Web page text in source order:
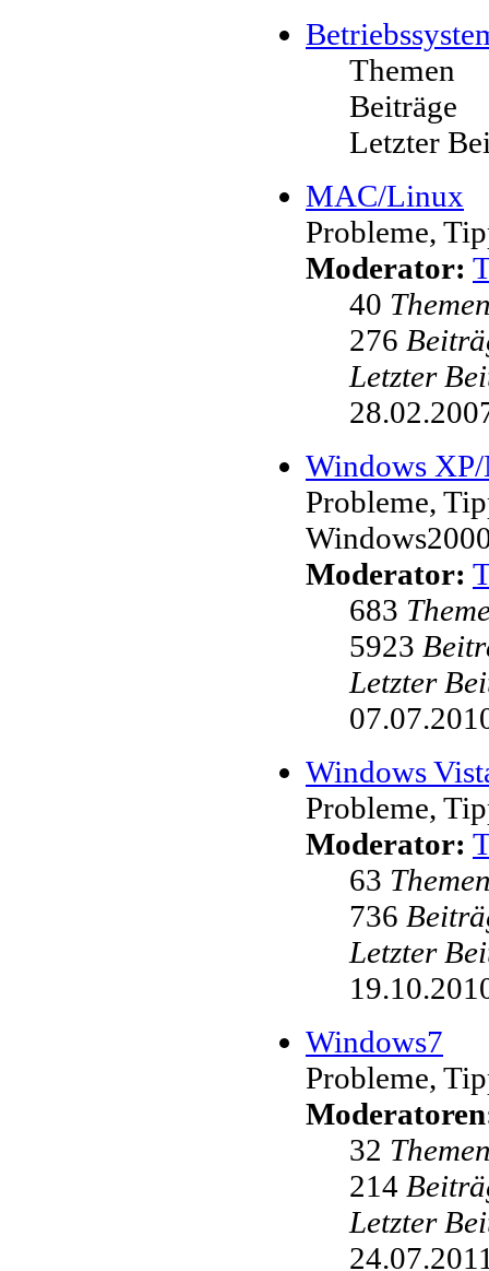
Themen
Beiträge
Letzter
MAC/Linux
Probleme,
Moderator:
40
276
Letzter
Windows
Probleme,
Moderator:
683
5923
Letzter
Windows
Probleme,
Moderator:
63
736
Letzter
Windows7
Probleme,
32
214
Letzter